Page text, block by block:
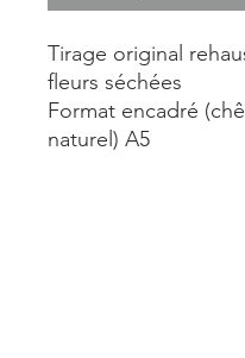
Tirage original
fleurs séchées
Format encadré
naturel) A5